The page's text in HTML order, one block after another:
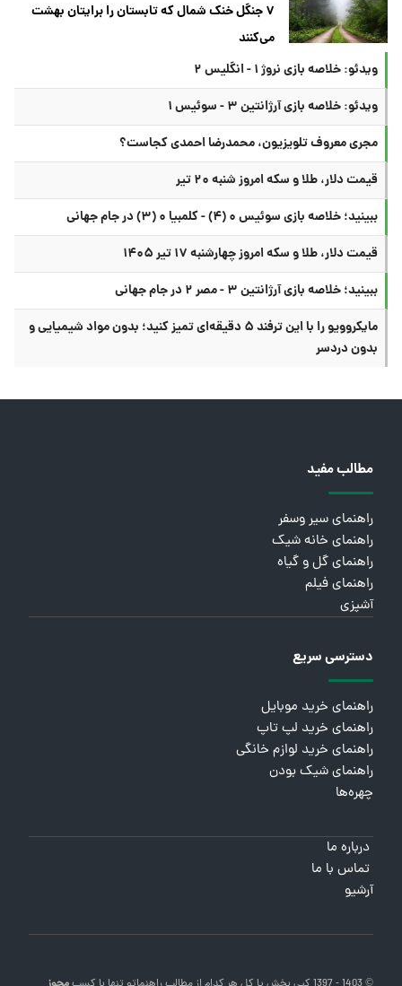
۷ جنگل خنک شمال که تابستان را برایتان بهشت
می‌کنند
ویدئو: خلاصه بازی نروژ ۱ - انگلیس ۲
ویدئو: خلاصه بازی آرژانتین ۳ - سوئیس ۱
مجری معروف تلویزیون، محمدرضا احمدی کجاست؟
قیمت دلار، طلا و سکه امروز شنبه ۲۰ تیر
ببینید؛ خلاصه بازی سوئیس ۰ (۴) - کلمبیا ۰ (۳) در جام جهانی
قیمت دلار، طلا و سکه امروز چهارشنبه ۱۷ تیر ۱۴۰۵
ببینید؛ خلاصه بازی آرژانتین ۳ - مصر ۲ در جام جهانی
مایکروویو را با این ترفند ۵ دقیقه‌ای تمیز کنید؛ بدون مواد شیمیایی و
بدون دردسر
مطالب مفید
راهنمای سیر وسفر
راهنمای خانه شیک
راهنمای گل و گیاه
راهنمای فیلم
آشپزی
دسترسی سریع
راهنمای خرید موبایل
راهنمای خرید لپ تاپ
راهنمای خرید لوازم خانگی
راهنمای شیک بودن
چهره‌ها
درباره ما
تماس با ما
آرشیو